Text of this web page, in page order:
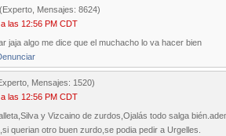
(Experto, Mensajes: 8624)
las 12:56 PM CDT
jaja algo me dice que el muchacho lo va hacer bien
Mensajes: 1520)
las 12:56 PM CDT
y Vizcaino de zurdos,Ojalás todo salga
querian otro buen zurdo,se podia pedir a Urgelles.